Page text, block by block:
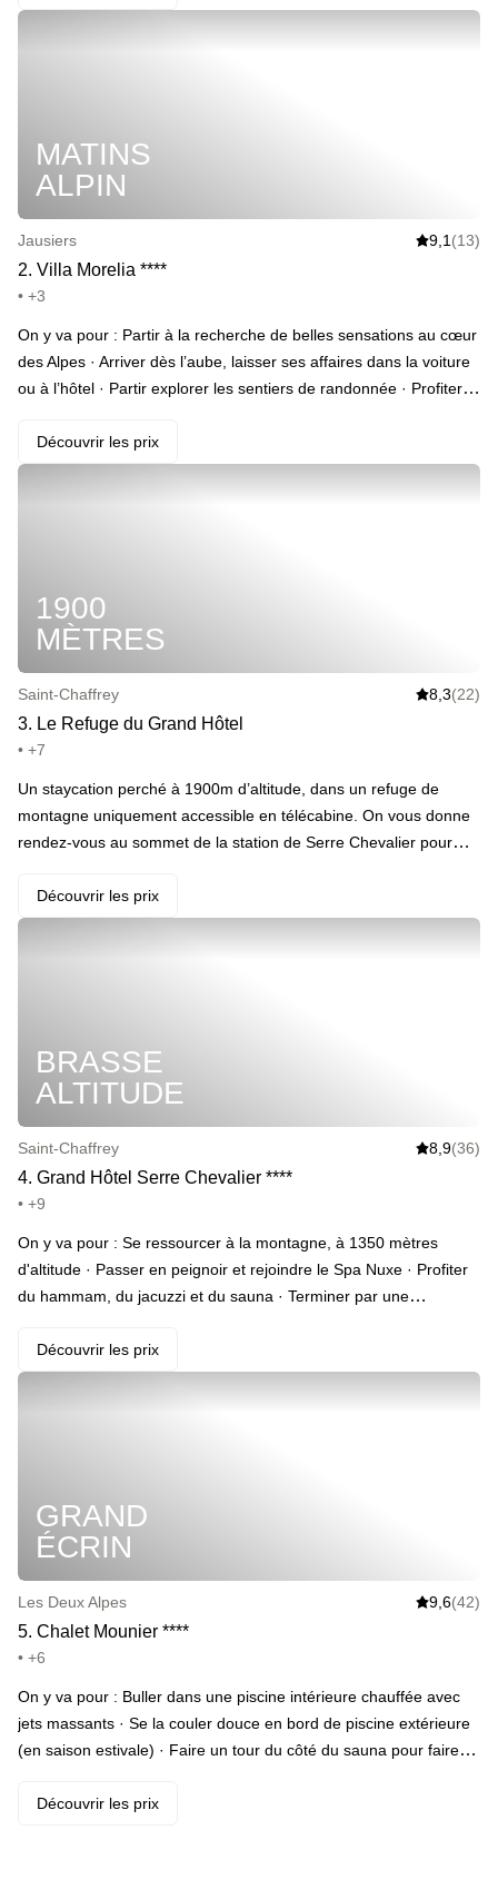
son +1 autour d’un lac magnifique en lisière de forêt · Défier son
boissons chaudes et jus de fruits · Refuser de sortir du lit avec un
check-out repoussé à 13h · Profiter d'un dîner 3 étapes au
restaurant de l'hôtel _(en add-on)_
MATINS
ALPIN
Jausiers 9,1 (13)
2. Villa Morelia ****
• +3
On y va pour : Partir à la recherche de belles sensations au cœur
des Alpes · Arriver dès l’aube, laisser ses affaires dans la voiture
ou à l’hôtel · Partir explorer les sentiers de randonnée · Profiter
Jausiers Barcelonnette · ️ Faire son check-in dans un château 4
étoiles à flanc de montagne · Prendre tout son temps dans le
magique grâce au petit dej’ avec vue
Découvrir les prix
1900
MÈTRES
Saint-Chaffrey 8,3(22)
3. Le Refuge du Grand Hôtel
• +7
Un staycation perché à 1900m d’altitude, dans un refuge de
montagne uniquement accessible en télécabine. On vous donne
rendez-vous au sommet de la station de Serre Chevalier pour
monts enneigés et les skieurs s’aventurer sur la fameuse piste de
Luc Alphand. · Votre programme : ascension en télécabine pour
remontées mécaniques. · Et en extra : en fonction du mood on
ajoute une boisson chaude près de la cheminée ou une bouteille
de champagne en chambre.
Découvrir les prix
BRASSE
ALTITUDE
Saint-Chaffrey 8,9(36)
4. Grand Hôtel Serre Chevalier ****
• +9
On y va pour : Se ressourcer à la montagne, à 1350 mètres
d'altitude · Passer en peignoir et rejoindre le Spa Nuxe · Profiter
du hammam, du jacuzzi et du sauna · Terminer par une
un instant sur cette vue sur les massifs à couper le souffle ·
Profiter de la vue depuis la piscine extérieure (en saison estivale)
Découvrir les prix
GRAND
ÉCRIN
Les Deux Alpes 9,6(42)
5. Chalet Mounier ****
• +6
On y va pour : Buller dans une piscine intérieure chauffée avec
jets massants · Se la couler douce en bord de piscine extérieure
(en saison estivale) · Faire un tour du côté du sauna pour faire
hammam · Enfiler ses moonboots et partir en balade dans la
Découvrir les prix